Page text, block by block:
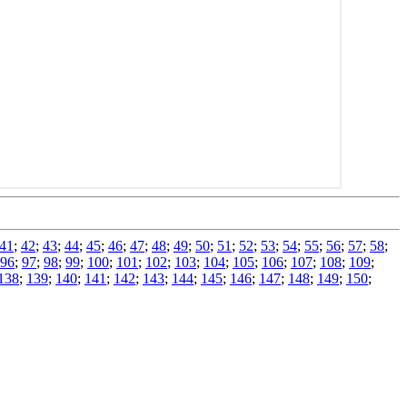
41 ; 42; 43; 44; 45; 46; 47; 48; 49; 50; 51 ; 52; 53; 54; 55; 56; 57; 58;
96; 97; 98; 99; 100; 101 ; 102; 103; 104; 105; 106; 107; 108; 109;
; 139; 140; 141 ; 142; 143; 144; 145; 146; 147; 148; 149; 150;